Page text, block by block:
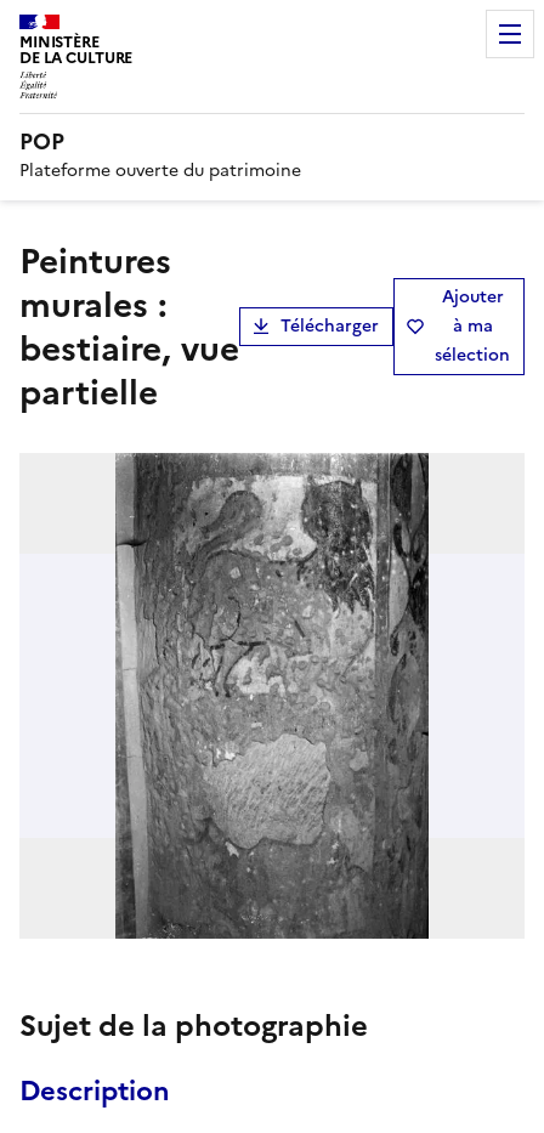
MINISTÈRE
DE LA CULTURE
POP
Plateforme ouverte du patrimoine
peintures
murales :
bestiaire, vue
partielle
Télécharger
Ajouter
à ma
sélection
Sujet de la photographie
Description